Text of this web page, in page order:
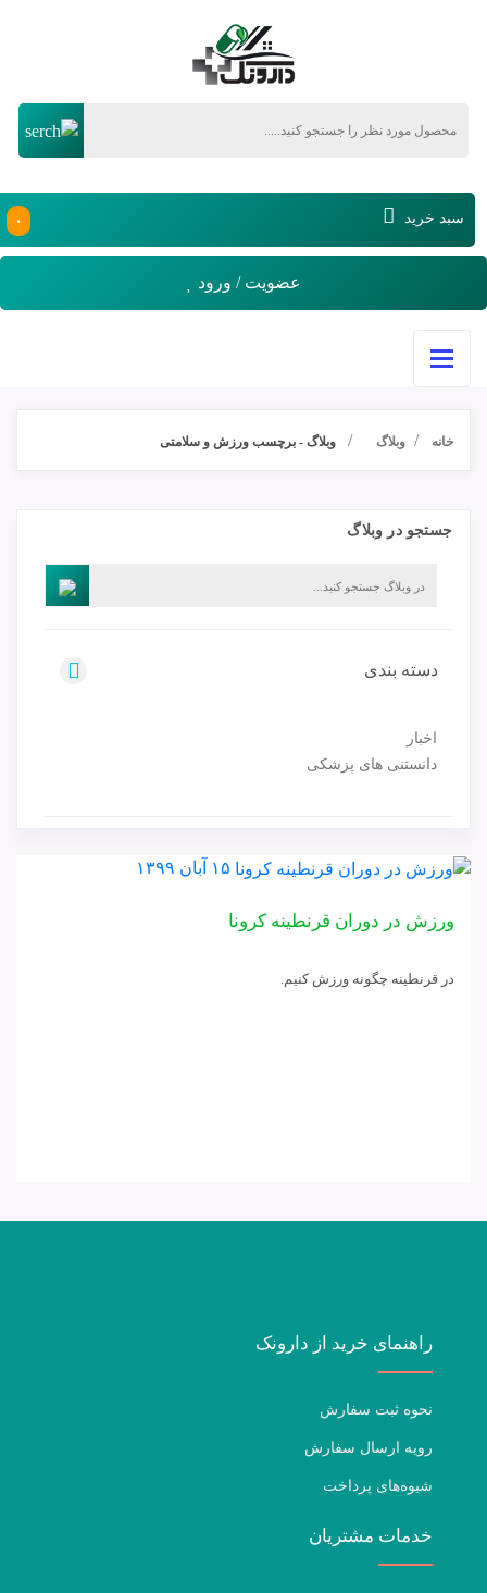
سبد خرید ۰
عضویت / ورود
خانه وبلاگ وبلاگ - برچسب ورزش و سلامتی
جستجو در وبلاگ
دسته بندی
اخبار
دانستنی های پزشکی
۱۵ آبان ۱۳۹۹
ورزش در دوران قرنطینه کرونا
در قرنطینه چگونه ورزش کنیم.
راهنمای خرید از دارونک
نحوه ثبت سفارش
رویه ارسال سفارش
شیوه‌های پرداخت
خدمات مشتریان